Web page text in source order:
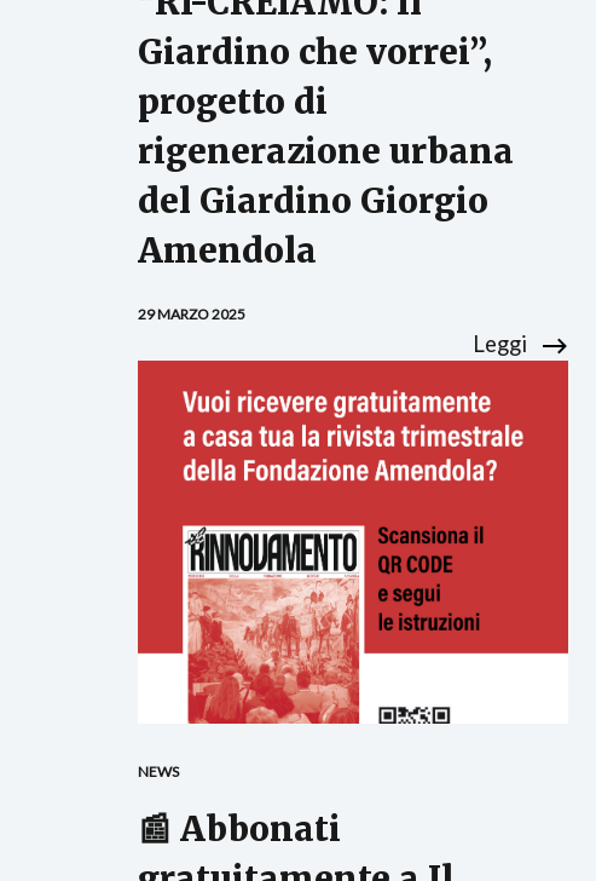
Giardino che vorrei”,
progetto di
rigenerazione urbana
del Giardino Giorgio
Amendola
29 MARZO 2025
Leggi
NEWS
📰 Abbonati